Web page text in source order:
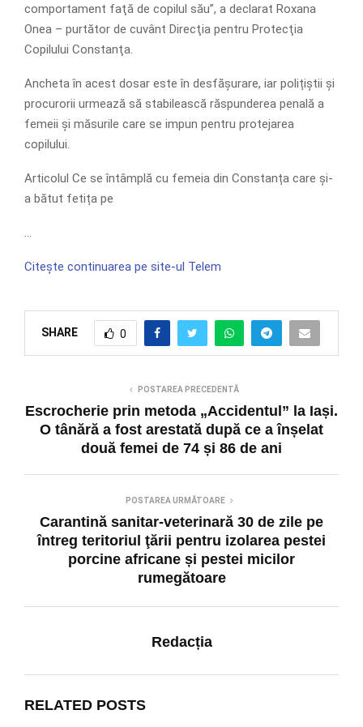
comportament faţă de copilul său”, a declarat Roxana
Onea – purtător de cuvânt Direcţia pentru Protecţia
Copilului Constanţa.
Ancheta în acest dosar este în desfășurare, iar polițiștii și
procurorii urmează să stabilească răspunderea penală a
femeii și măsurile care se impun pentru protejarea
copilului.
Articolul Ce se întâmplă cu femeia din Constanța care și-
a bătut fetița pe
…
Citește continuarea pe site-ul Telem
SHARE 0
POSTAREA PRECEDENTĂ
Escrocherie prin metoda „Accidentul” la Iași.
O tânără a fost arestată după ce a înșelat
două femei de 74 și 86 de ani
POSTAREA URMĂTOARE
Carantină sanitar-veterinară 30 de zile pe
întreg teritoriul ţării pentru izolarea pestei
porcine africane și pestei micilor
rumegătoare
Redacția
RELATED POSTS